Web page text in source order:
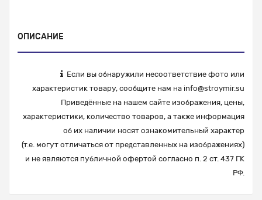
ОПИСАНИЕ
Если вы обнаружили несоответствие фото или
характеристик товару, сообщите нам на info@stroymir.su
Приведённые на нашем сайте изображения, цены,
характеристики, количество товаров, а также информация
об их наличии носят ознакомительный характер
(т.е. могут отличаться от представленных на изображениях)
и не являются публичной офертой согласно п. 2 ст. 437 ГК
РФ.